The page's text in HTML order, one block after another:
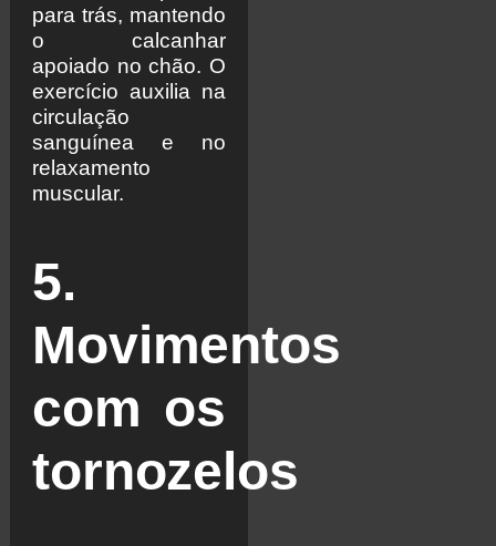
para trás, mantendo
o calcanhar
apoiado no chão. O
exercício auxilia na
circulação
sanguínea e no
relaxamento
muscular.
5.
Movimentos
com os
tornozelos